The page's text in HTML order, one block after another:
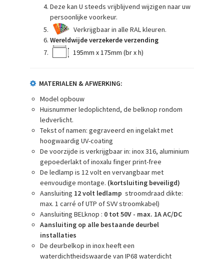
Deze kan U steeds vrijblijvend wijzigen naar uw
persoonlijke voorkeur.
Verkrijgbaar in alle RAL kleuren.
Wereldwijde verzekerde verzending
195mm x 175mm (br x h)
MATERIALEN & AFWERKING:
Model opbouw
Huisnummer ledoplichtend, de belknop rondom
ledverlicht.
Tekst of namen: gegraveerd en ingelakt met
hoogwaardig UV-coating
De voorzijde is verkrijgbaar in: inox 316, aluminium
gepoederlakt of inoxalu finger print-free
De ledlamp is 12 volt en vervangbaar met
eenvoudige montage. (kortsluiting beveiligd)
Aansluiting 12 volt ledlamp stroomdraad dikte:
max. 1 carré of UTP of SVV stroomkabel)
Aansluiting BELknop : 0 tot 50V - max. 1A AC/DC
Aansluiting op alle bestaande deurbel
installaties
De deurbelkop in inox heeft een
waterdichtheidswaarde van IP68 waterdicht